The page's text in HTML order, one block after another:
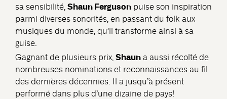
sa sensibilité, Shaun Ferguson puise son inspiration
parmi diverses sonorités, en passant du folk aux
musiques du monde, qu’il transforme ainsi à sa
guise.
Gagnant de plusieurs prix, Shaun a aussi récolté de
nombreuses nominations et reconnaissances au fil
des dernières décennies. Il a jusqu’à présent
performé dans plus d’une dizaine de pays!